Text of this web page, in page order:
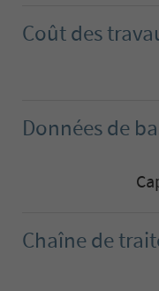
Coût des
Données de
Chaîne de